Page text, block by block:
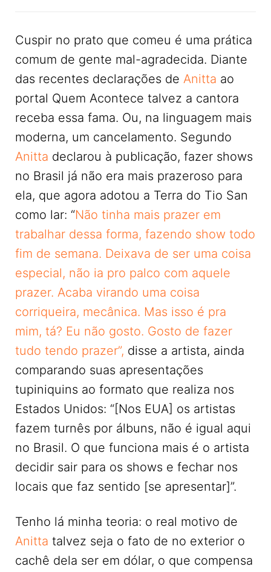
Cuspir no prato que comeu é uma prática
comum de gente mal-agradecida. Diante
das recentes declarações de Anitta ao
portal Quem Acontece talvez a cantora
receba essa fama. Ou, na linguagem mais
moderna, um cancelamento. Segundo
Anitta declarou à publicação, fazer shows
no Brasil já não era mais prazeroso para
ela, que agora adotou a Terra do Tio San
como lar: “Não tinha mais prazer em
trabalhar dessa forma, fazendo show todo
fim de semana. Deixava de ser uma coisa
especial, não ia pro palco com aquele
prazer. Acaba virando uma coisa
corriqueira, mecânica. Mas isso é pra
mim, tá? Eu não gosto. Gosto de fazer
tudo tendo prazer”, disse a artista, ainda
comparando suas apresentações
tupiniquins ao formato que realiza nos
Estados Unidos: “[Nos EUA] os artistas
fazem turnês por álbuns, não é igual aqui
no Brasil. O que funciona mais é o artista
decidir sair para os shows e fechar nos
locais que faz sentido [se apresentar]”.
Tenho lá minha teoria: o real motivo de
Anitta talvez seja o fato de no exterior o
cachê dela ser em dólar, o que compensa